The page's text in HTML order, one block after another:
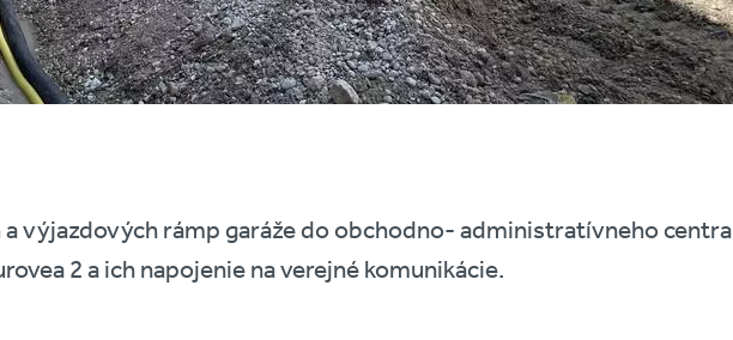
výjazdových rámp garáže do obchodno- administratívneho centra
2 a ich napojenie na verejné komunikácie.